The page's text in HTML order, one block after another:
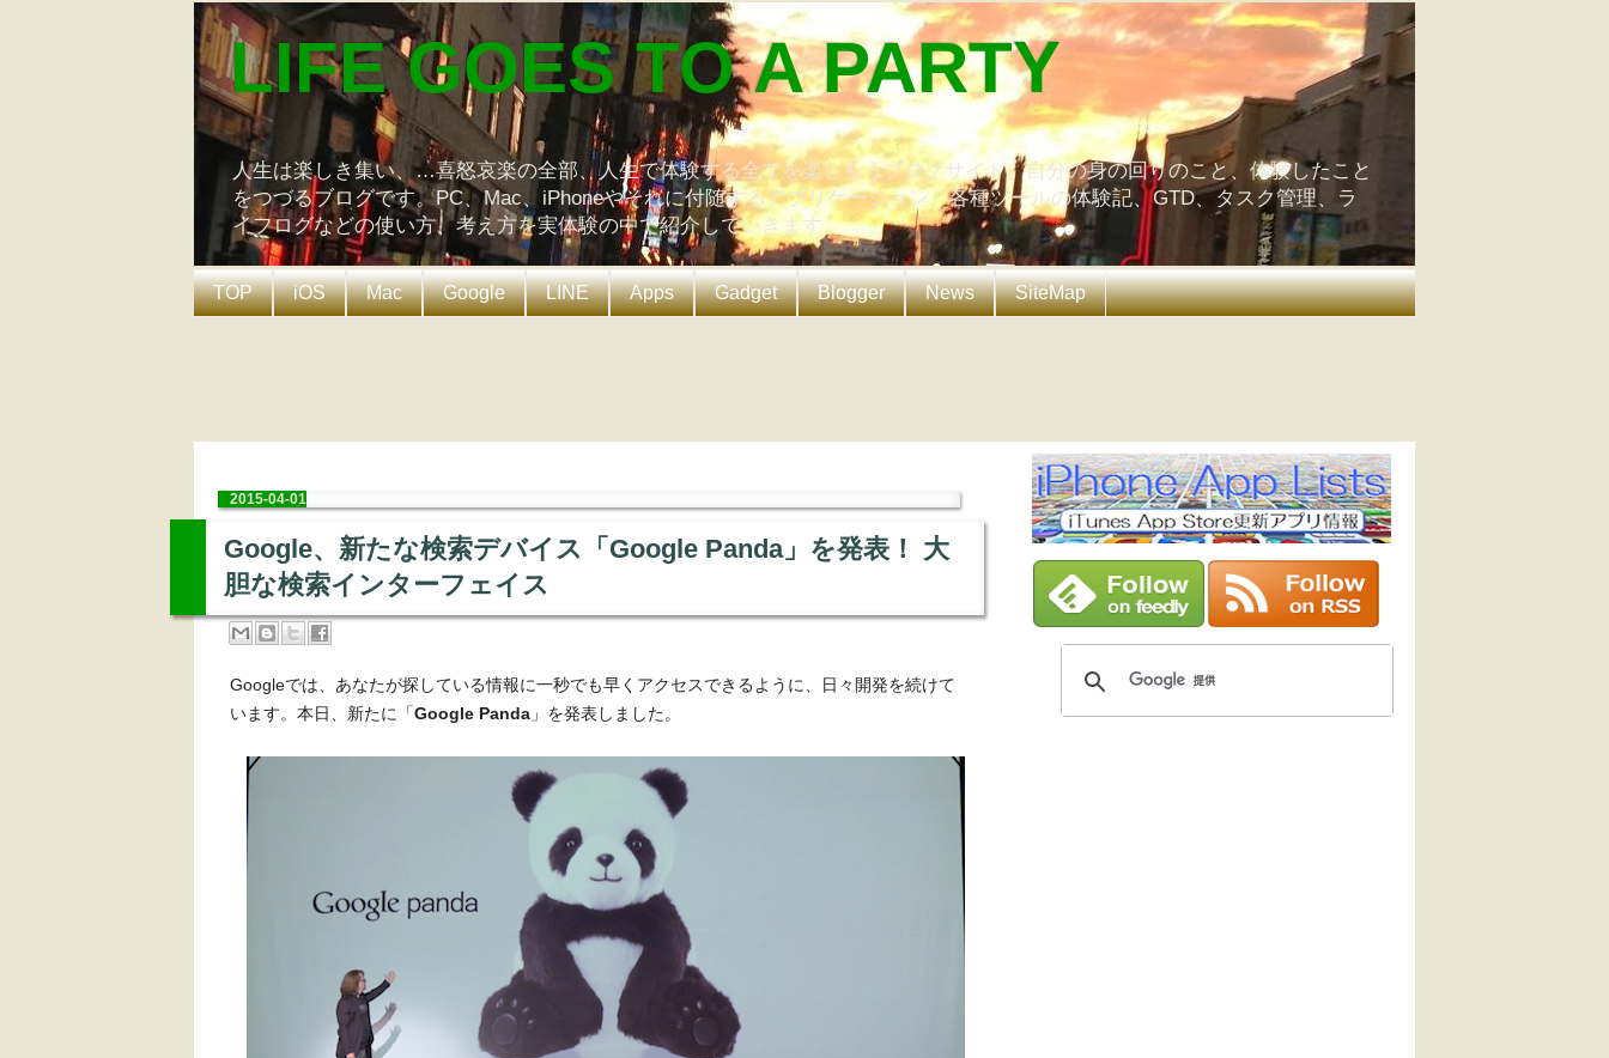
LIFE GOES TO A PARTY
人生は楽しき集い、…喜怒哀楽の全部、人生で体験する全てを楽しもうブログサイト。自分の身の回りのこと、体験したこと
をつづるブログです。PC、Mac、iPhoneやそれに付随するアプリケーション、各種ツールの体験記、GTD、タスク管理、ラ
イフログなどの使い方、考え方を実体験の中で紹介していきます。
TOP iOS Mac Google LINE Apps Gadget Blogger News SiteMap
2015-04-01
Google、新たな検索デバイス「Google Panda」を発表！ 大
胆な検索インターフェイス
Googleでは、あなたが探している情報に一秒でも早くアクセスできるように、日々開発を続けて
います。本日、新たに「Google Panda 」を発表しました。